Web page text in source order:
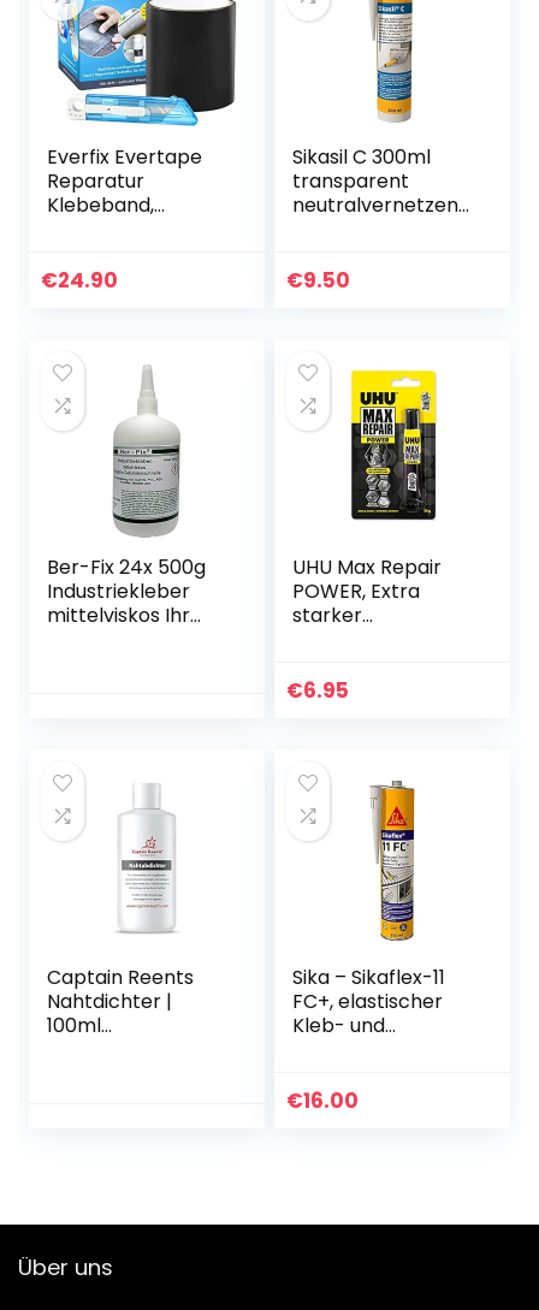
Everfix Evertape
Reparatur
Klebeband,
zum Abdichten
Wasser
verwendbar (10
cm x 150 cm)
schwarz
€24.90
Sikasil C 300ml
transparent
neutralvernetzend
€9.50
Ber-Fix 24x 500g
Industriekleber
mittelviskos Ihr
Keramik Porzellan
UHU Max Repair
POWER, Extra
starker
Reparaturen, 20 g
€6.95
Captain Reents
Nahtdichter |
100ml
Zum Zeltnaht
Sika – Sikaflex-11
FC+, elastischer
Kleb- und
€16.00
Über uns